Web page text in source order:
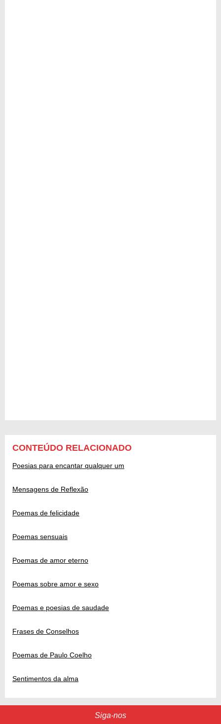
CONTEÚDO RELACIONADO
Poesias para encantar qualquer um
Mensagens de Reflexão
Poemas de felicidade
Poemas sensuais
Poemas de amor eterno
Poemas sobre amor e sexo
Poemas e poesias de saudade
Frases de Conselhos
Poemas de Paulo Coelho
Sentimentos da alma
Siga-nos